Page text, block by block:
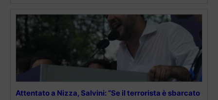
Attentato a Nizza, Salvini: “Se il terrorista è sbarcato